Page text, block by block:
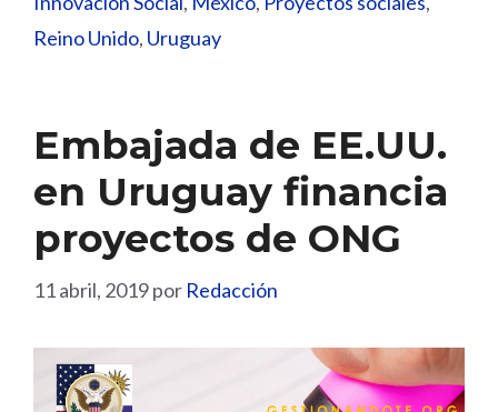
Reino Unido, Uruguay
Embajada de EE.UU.
en Uruguay financia
proyectos de ONG
11 abril, 2019por Redacción